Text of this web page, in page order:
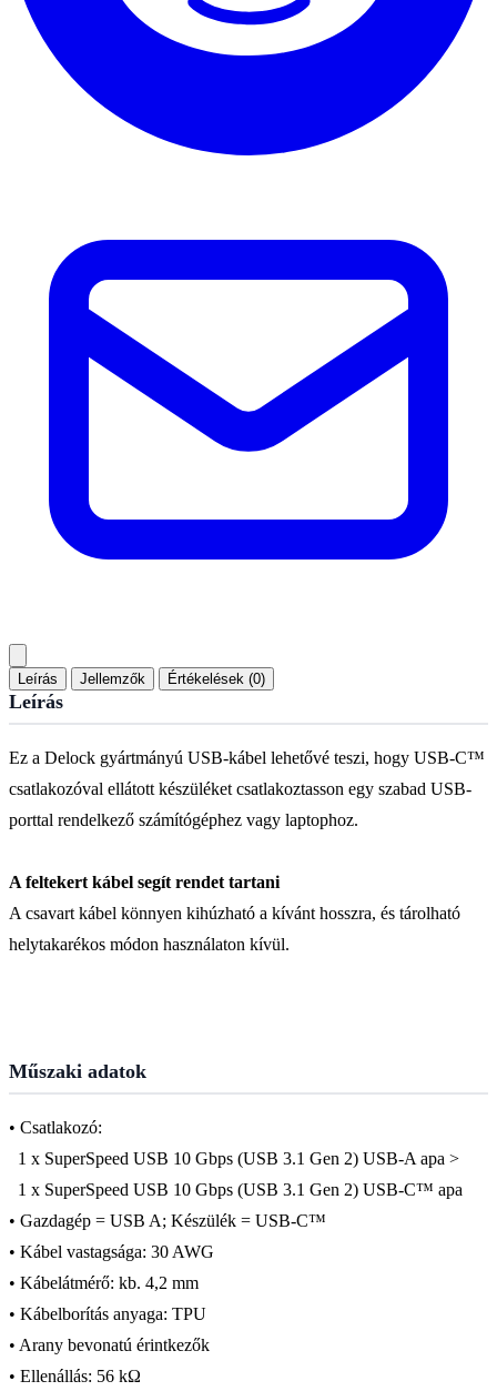
Leírás Jellemzők Értékelések (0)
Leírás
Ez a Delock gyártmányú USB-kábel lehetővé teszi, hogy USB-C™
csatlakozóval ellátott készüléket csatlakoztasson egy szabad USB-
porttal rendelkező számítógéphez vagy laptophoz.
A feltekert kábel segít rendet tartani
A csavart kábel könnyen kihúzható a kívánt hosszra, és tárolható
helytakarékos módon használaton kívül.
Műszaki adatok
• Csatlakozó:
1 x SuperSpeed USB 10 Gbps (USB 3.1 Gen 2) USB-A apa >
1 x SuperSpeed USB 10 Gbps (USB 3.1 Gen 2) USB-C™ apa
• Gazdagép = USB A; Készülék = USB-C™
• Kábel vastagsága: 30 AWG
• Kábelátmérő: kb. 4,2 mm
• Kábelborítás anyaga: TPU
• Arany bevonatú érintkezők
• Ellenállás: 56 kΩ